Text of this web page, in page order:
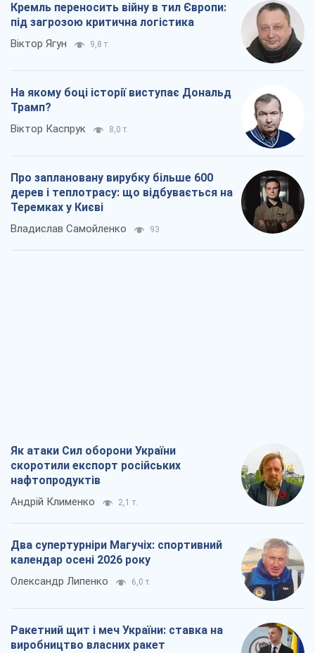
Кремль переносить війну в тил Європи:
під загрозою критична логістика
Віктор Ягун 9,8 т.
На якому боці історії виступає Дональд
Трамп?
Віктор Каспрук 8,0 т.
Про заплановану вирубку більше 600
дерев і теплотрасу: що відбувається на
Теремках у Києві
Владислав Самойленко 93
Як атаки Сил оборони України
скоротили експорт російських
нафтопродуктів
Андрій Клименко 2,1 т.
Два супертурніри Магучіх: спортивний
календар осені 2026 року
Олександр Липенко 6,0 т.
Ракетний щит і меч України: ставка на
виробництво власних ракет